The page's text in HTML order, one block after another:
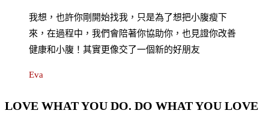
我想，也許你剛開始找我，只是為了想把小腹瘦下
來，在過程中，我們會陪著你協助你，也見證你改善
健康和小腹！其實更像交了一個新的好朋友
Eva
LOVE WHAT YOU DO. DO WHAT YOU LOVE